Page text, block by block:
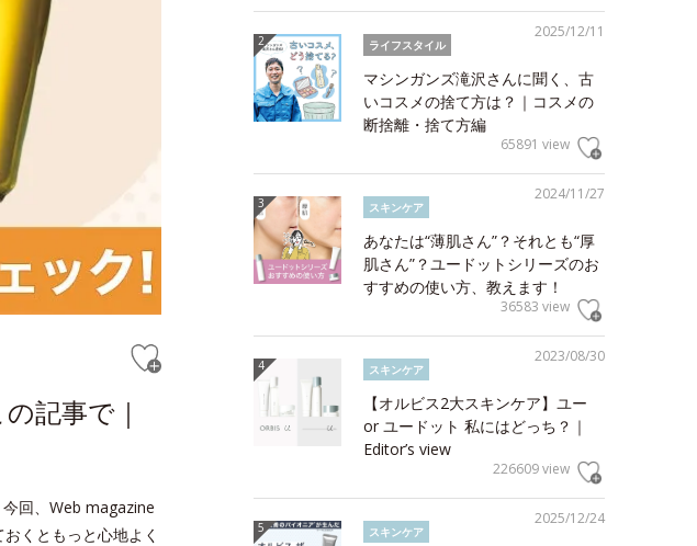
記事で｜
回、Web magazine
くともっと心地よく
2025/12/11
ライフスタイル
マシンガンズ滝沢さんに聞く、古
いコスメの捨て方は？｜コスメの
断捨離・捨て方編
65891 view
2024/11/27
スキンケア
あなたは“薄肌さん”？それとも“厚
肌さん”？ユードットシリーズのお
すすめの使い方、教えます！
36583 view
2023/08/30
スキンケア
【オルビス2大スキンケア】ユー
or ユードット 私にはどっち？｜
Editor’s view
226609 view
2025/12/24
スキンケア